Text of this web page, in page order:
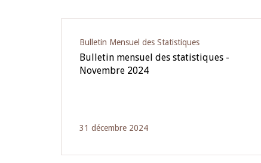
Bulletin Mensuel des Statistiques
Bulletin mensuel des statistiques -
Novembre 2024
31 décembre 2024